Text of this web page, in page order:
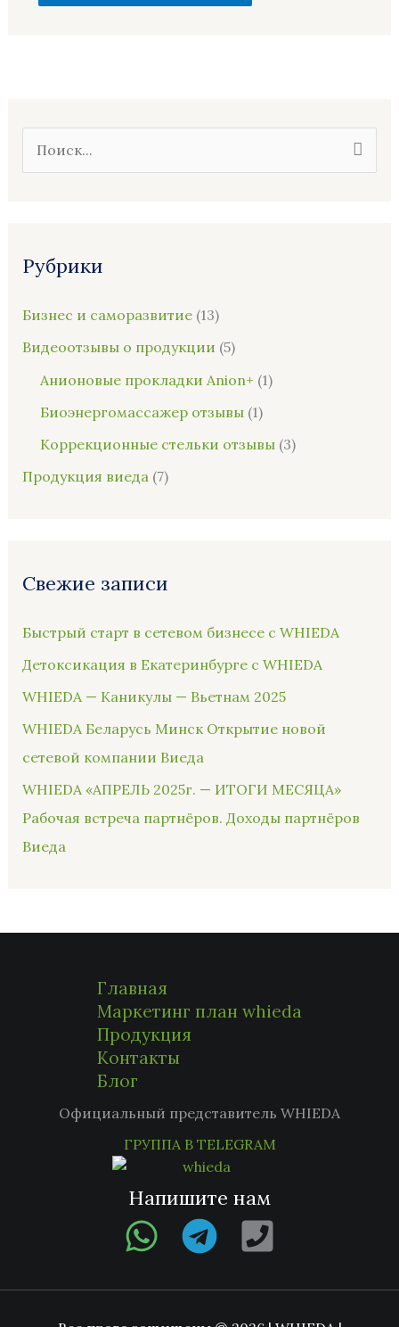
к
Рубрики
Бизнес и саморазвитие(13)
Видеоотзывы о продукции (5)
Анионовые прокладки Anion+ (1)
Биоэнергомассажер отзывы(1)
Коррекционные стельки отзывы(3)
Продукция виеда (7)
Свежие записи
Быстрый старт в сетевом бизнесе с WHIEDA
Детоксикация в Екатеринбурге с WHIEDA
WHIEDA — Каникулы — Вьетнам 2025
WHIEDA Беларусь Минск Открытие новой
сетевой компании Виеда
WHIEDA «АПРЕЛЬ 2025г. — ИТОГИ МЕСЯЦА»
Рабочая встреча партнёров. Доходы партнёров
Виеда
Главная
Маркетинг план whieda
Продукция
Контакты
Блог
Официальный представитель WHIEDA
ГРУППА В TELEGRAM
Напишите нам